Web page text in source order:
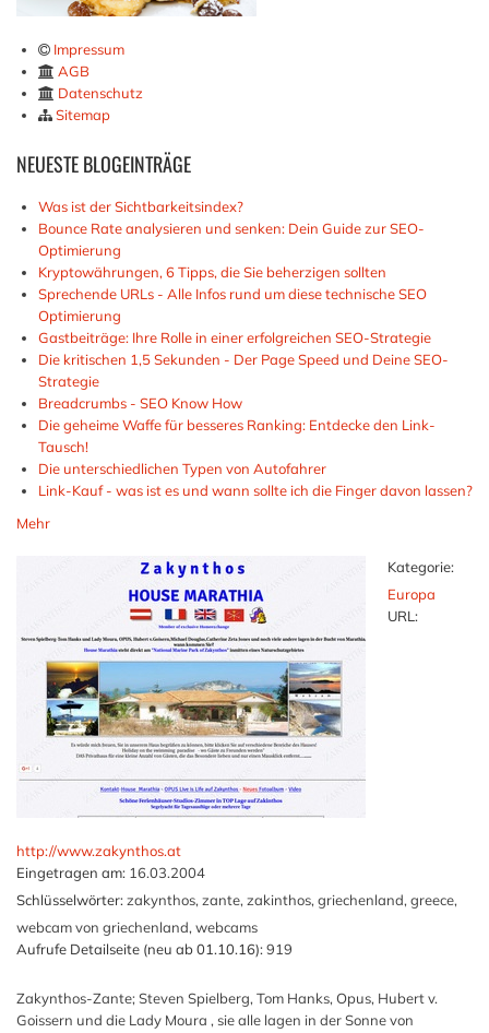
Impressum
AGB
Datenschutz
Sitemap
NEUESTEBLOGEINTRÄGE
Was ist der Sichtbarkeitsindex?
Bounce Rate analysieren und senken: Dein Guide zur SEO-
Optimierung
Kryptowährungen, 6 Tipps, die Sie beherzigen sollten
Sprechende URLs - Alle Infos rund um diese technische SEO
Optimierung
Gastbeiträge: Ihre Rolle in einer erfolgreichen SEO-Strategie
Die kritischen 1,5 Sekunden - Der Page Speed und Deine SEO-
Strategie
Breadcrumbs - SEO Know How
Die geheime Waffe für besseres Ranking: Entdecke den Link-
Tausch!
Die unterschiedlichen Typen von Autofahrer
Link-Kauf - was ist es und wann sollte ich die Finger davon lassen?
Mehr
Kategorie:
Europa
URL:
http://www.zakynthos.at
Eingetragen am: 16.03.2004
Schlüsselwörter: zakynthos, zante, zakinthos, griechenland, greece,
webcam von griechenland, webcams
Aufrufe Detailseite (neu ab 01.10.16): 919
Zakynthos-Zante; Steven Spielberg, Tom Hanks, Opus, Hubert v.
Goissern und die Lady Moura , sie alle lagen in der Sonne von